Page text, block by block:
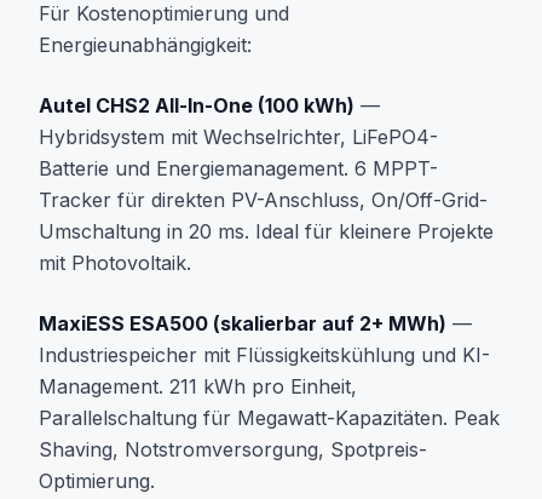
Für Kostenoptimierung und
Energieunabhängigkeit:
Autel CHS2 All-In-One (100 kWh) —
Hybridsystem mit Wechselrichter, LiFePO4-
Batterie und Energiemanagement. 6 MPPT-
Tracker für direkten PV-Anschluss, On/Off-Grid-
Umschaltung in 20 ms. Ideal für kleinere Projekte
mit Photovoltaik.
MaxiESS ESA500 (skalierbar auf 2+ MWh) —
Industriespeicher mit Flüssigkeitskühlung und KI-
Management. 211 kWh pro Einheit,
Parallelschaltung für Megawatt-Kapazitäten. Peak
Shaving, Notstromversorgung, Spotpreis-
Optimierung.